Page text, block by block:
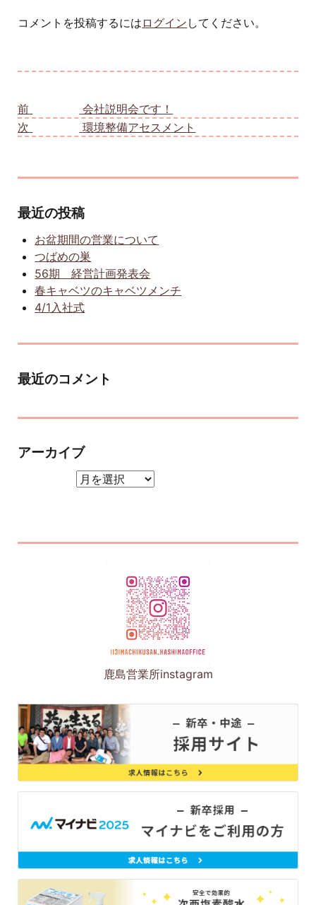
コメントを投稿するには ログイン してください。
前
会社説明会です！
次
環境整備アセスメント
最近の投稿
お盆期間の営業について
つばめの巣
56期 経営計画発表会
春キャベツのキャベツメンチ
4/1入社式
最近のコメント
アーカイブ
鹿島営業所instagram